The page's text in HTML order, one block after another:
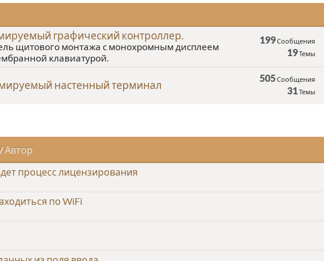
графический контроллер.
щитового монтажа с монохромным дисплеем
клавиатурой.
199Сообщения
19Темы
настенный терминал
505Сообщения
31Темы
/ Автор
процесс лицензирования
по WiFi